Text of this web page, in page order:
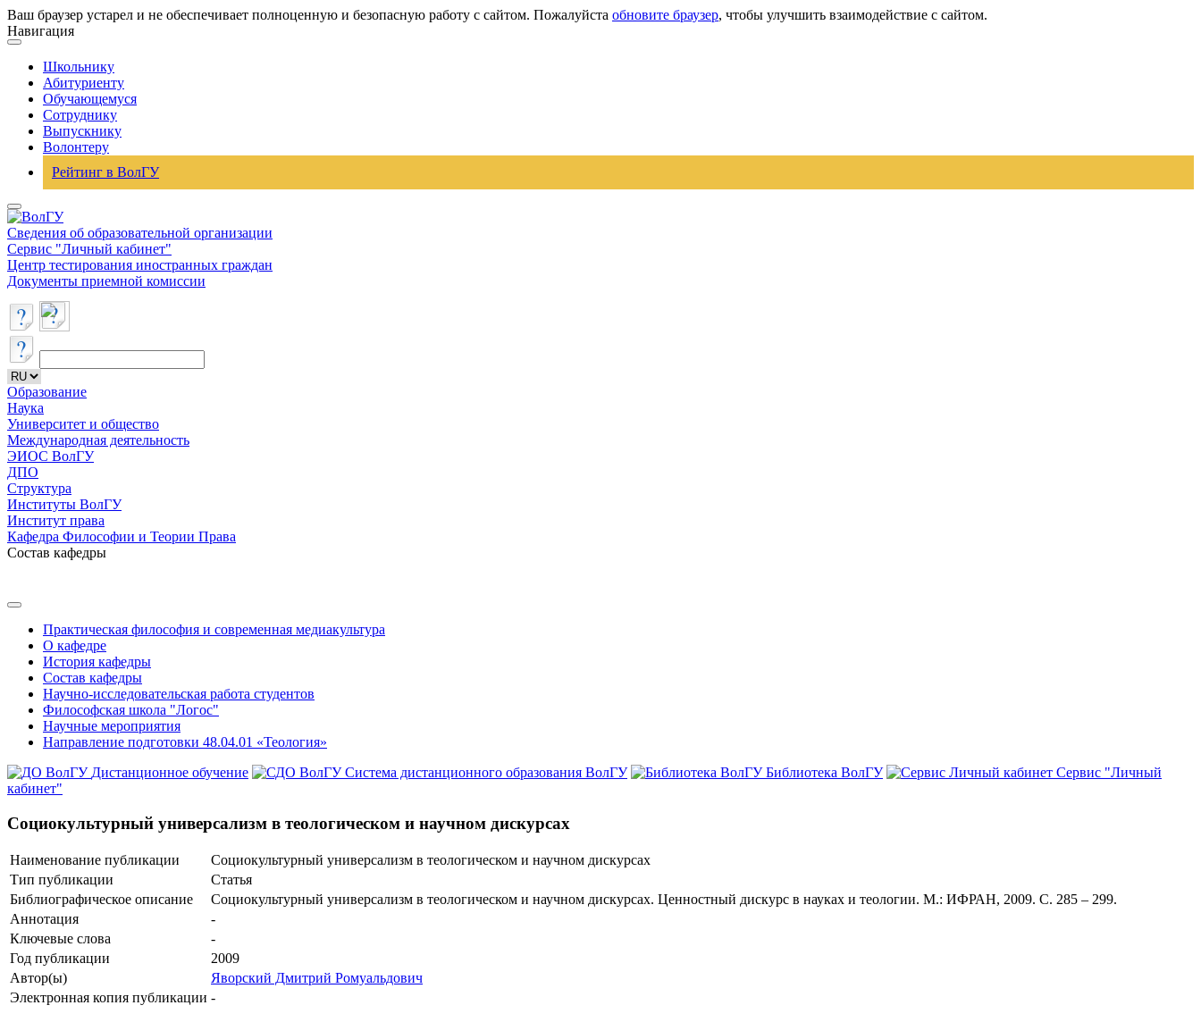
Ваш браузер устарел и не обеспечивает полноценную и безопасную работу с сайтом. Пожалуйста обновите браузер, чтобы улучшить взаимодействие с сайтом.
Навигация
Школьнику
Абитуриенту
Обучающемуся
Сотруднику
Выпускнику
Волонтеру
Рейтинг в ВолГУ
Сведения об образовательной организации
Сервис "Личный кабинет"
Центр тестирования иностранных граждан
Документы приемной комиссии
Образование
Наука
Университет и общество
Международная деятельность
ЭИОС ВолГУ
ДПО
Структура
Институты ВолГУ
Институт права
Кафедра Философии и Теории Права
Состав кафедры
Практическая философия и современная медиакультура
О кафедре
История кафедры
Состав кафедры
Научно-исследовательская работа студентов
Философская школа "Логос"
Научные мероприятия
Направление подготовки 48.04.01 «Теология»
Дистанционное обучение
Система дистанционного образования ВолГУ Библиотека ВолГУ
Сервис "Личный
кабинет"
Социокультурный универсализм в теологическом и научном дискурсах
Наименование публикации
Социокультурный универсализм в теологическом и научном дискурсах
Тип публикации
Статья
Библиографическое описание
Социокультурный универсализм в теологическом и научном дискурсах. Ценностный дискурс в науках и теологии. М.: ИФРАН, 2009. С. 285 – 299.
Аннотация
-
Ключевые cлова
-
Год публикации
2009
Автор(ы)
Яворский Дмитрий Ромуальдович
Электронная копия публикации -